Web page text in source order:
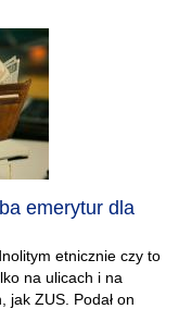
emerytur dla
etnicznie czy to
na ulicach i na
jak ZUS. Podał on